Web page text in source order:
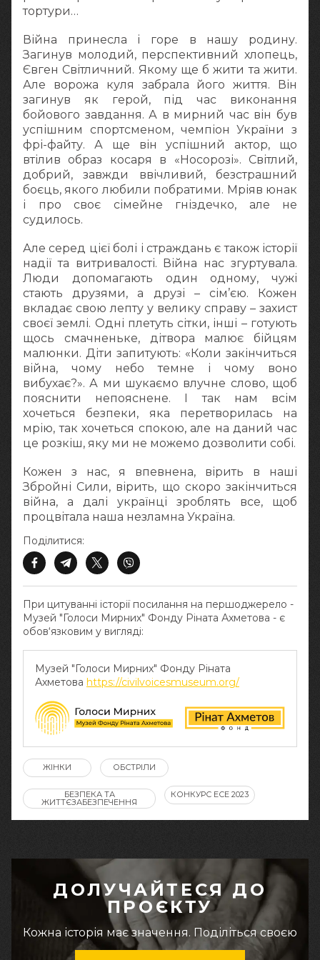
тортури…
Війна принесла і горе в нашу родину.
Загинув молодий, перспективний хлопець,
Євген Світличний. Якому ще б жити та жити.
Але ворожа куля забрала його життя. Він
загинув як герой, під час виконання
бойового завдання. А в мирний час він був
успішним спортсменом, чемпіон України з
фрі-файту. А ще він успішний актор, що
втілив образ косаря в «Носорозі». Світлий,
добрий, завжди ввічливий, безстрашний
боєць, якого любили побратими. Мріяв юнак
і про своє сімейне гніздечко, але не
судилось.
Але серед цієї болі і страждань є також історії
надії та витривалості. Війна нас згуртувала.
Люди допомагають один одному, чужі
стають друзями, а друзі – сім’єю. Кожен
вкладає свою лепту у велику справу – захист
своєї землі. Одні плетуть сітки, інші – готують
щось смачненьке, дітвора малює бійцям
малюнки. Діти запитують: «Коли закінчиться
війна, чому небо темне і чому воно
вибухає?». А ми шукаємо влучне слово, щоб
пояснити непояснене. І так нам всім
хочеться безпеки, яка перетворилась на
мрію, так хочеться спокою, але на даний час
це розкіш, яку ми не можемо дозволити собі.
Кожен з нас, я впевнена, вірить в наші
Збройні Сили, вірить, що скоро закінчиться
війна, а далі українці зроблять все, щоб
процвітала наша незламна Україна.
При цитуванні історії посилання на першоджерело -
Музей "Голоси Мирних" Фонду Ріната Ахметова - є
обов‘язковим у вигляді:
Музей "Голоси Мирних" Фонду Ріната
Ахметова https://civilvoicesmuseum.org/
Поділитися:
ЖІНКИ ОБСТРІЛИ
БЕЗПЕКА ТА
ЖИТТЄЗАБЕЗПЕЧЕННЯ
КОНКУРС ЕСЕ 2023
ДОЛУЧАЙТЕСЯ ДО
ПРОЄКТУ
Кожна історія має значення. Поділіться своєю